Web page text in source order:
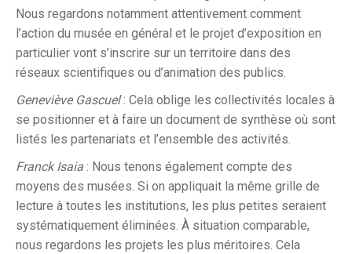
Nous regardons notamment attentivement comment
l’action du musée en général et le projet d’exposition en
particulier vont s’inscrire sur un territoire dans des
réseaux scientifiques ou d’animation des publics.
Geneviève Gascuel: Cela oblige les collectivités locales à
se positionner et à faire un document de synthèse où sont
listés les partenariats et l’ensemble des activités.
Franck Isaia : Nous tenons également compte des
moyens des musées. Si on appliquait la même grille de
lecture à toutes les institutions, les plus petites seraient
systématiquement éliminées. À situation comparable,
nous regardons les projets les plus méritoires. Cela